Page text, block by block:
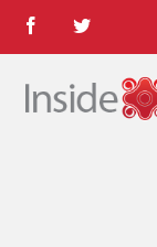
content
FacebookTwitter